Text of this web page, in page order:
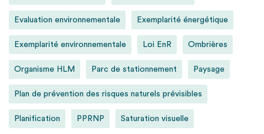
Evaluation environnementale Exemplarité énergétique
Exemplarité environnementale Loi EnR Ombrières
Organisme HLM Parc de stationnement Paysage
Plan de prévention des risques naturels prévisibles
Planification PPRNP Saturation visuelle